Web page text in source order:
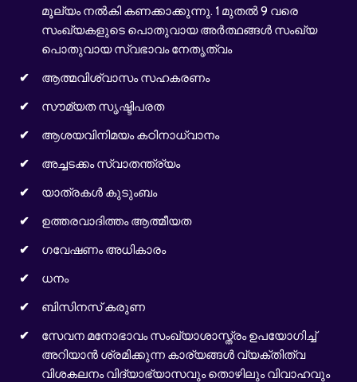
മൂല്യം നൽകി കണക്കാക്കുന്നു. 1 മുതൽ 9 വരെ
സംഖ്യകളുടെ പൊതുവായ അർത്ഥങ്ങൾ സംഖ്യ
പൊതുവായ സ്വഭാവം നേതൃത്വം
ആത്മവിശ്വാസം സഹകരണം
സൗമ്യത സൃഷ്ടിപരത
ആശയവിനിമയം കഠിനാധ്വാനം
അച്ചടക്കം സ്വാതന്ത്ര്യം
യാത്രകൾ കുടുംബം
ഉത്തരവാദിത്തം ആത്മീയത
ഗവേഷണം അധികാരം
ധനം
ബിസിനസ് കരുണ
സേവന മനോഭാവം സംഖ്യാശാസ്ത്രം ഉപയോഗിച്ച്
അറിയാൻ ശ്രമിക്കുന്ന കാര്യങ്ങൾ വ്യക്തിത്വ
വിശകലനം വിദ്യാഭ്യാസവും തൊഴിലും വിവാഹവും